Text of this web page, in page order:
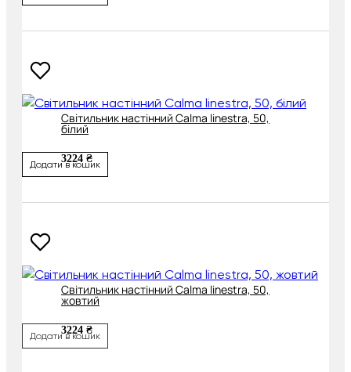
Світильник настінний Calma linestra, 50,
білий
3224 ₴
Додати в кошик
Світильник настінний Calma linestra, 50,
жовтий
3224 ₴
Додати в кошик